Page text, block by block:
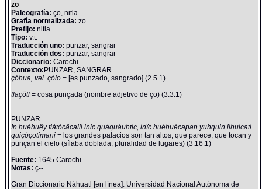
zo
Paleografía: ço, nitla
Grafía normalizada: zo
Prefijo: nitla
Tipo: v.t.
Traducción uno: punzar, sangrar
Traducción dos: punzar, sangrar
Diccionario:Carochi
Contexto: PUNZAR, SANGRAR
çóhua, vel. çólo= [es punzado, sangrado] (2.5.1)
tlaçötl= cosa punçada (nombre adjetivo de ço) (3.3.1)
PUNZAR
In huèhuëy tlàtòcäcalli inic quàquáuhtic, inïc huèhuècapan yuhquin ilhuicatl
quiçòçotimani= los grandes palacios son tan altos, que parece, que tocan y
punçan el cielo (sílaba doblada, pluralidad de lugares) (3.16.1)
Fuente: 1645 Carochi
Notas: ç--
Gran Diccionario Náhuatl [en línea]. Universidad Nacional Autónoma de